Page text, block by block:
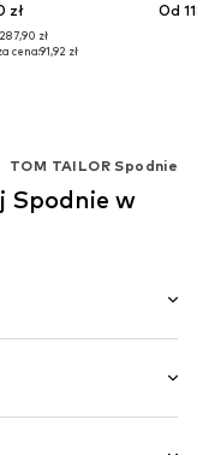
zł
zł
cena:91,92 zł
Od
TOM TAILOR Spodnie
Spodnie w